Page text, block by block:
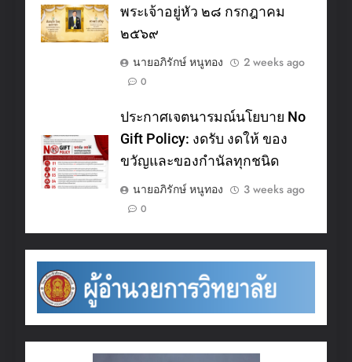
พระเจ้าอยู่หัว ๒๘ กรกฎาคม
๒๕๖๙
นายอภิรักษ์ หนูทอง
2 weeks ago
0
ประกาศเจตนารมณ์นโยบาย No
Gift Policy: งดรับ งดให้ ของ
ขวัญและของกำนัลทุกชนิด
นายอภิรักษ์ หนูทอง
3 weeks ago
0